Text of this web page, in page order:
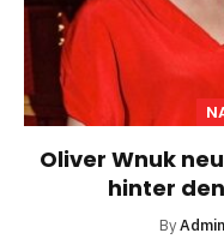
Oliver Wnuk
hinter
By Admin